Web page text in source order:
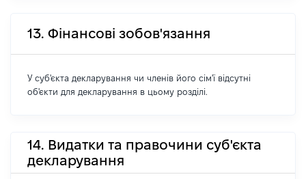
13. Фінансові зобов'язання
У суб'єкта декларування чи членів його сім'ї відсутні
об'єкти для декларування в цьому розділі.
14. Видатки та правочини суб'єкта
декларування